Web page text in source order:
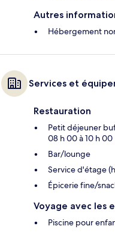
Autres
Hébergement
Services et
Restauration
Petit déjeuner
08 h 00 à 10 h 00
Bar/lounge
Service d'étage
Épicerie fine/
Voyage avec les
Piscine pour